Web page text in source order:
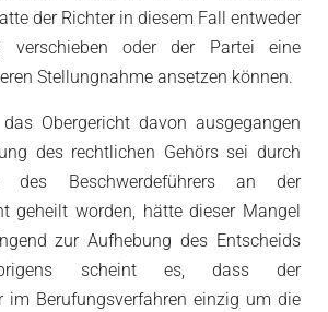
der Richter in diesem Fall entweder
verschieben oder der Partei eine
Stellungnahme ansetzen können.
Obergericht davon ausgegangen
des rechtlichen Gehörs sei durch
des Beschwerdeführers an der
geheilt worden, hätte dieser Mangel
zur Aufhebung des Entscheids
scheint es, dass der
im Berufungsverfahren einzig um die